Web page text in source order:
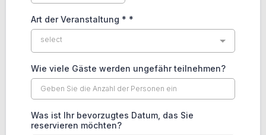
Art der Veranstaltung * *
select
Wie viele Gäste werden ungefähr teilnehmen?
Was ist Ihr bevorzugtes Datum, das Sie
reservieren möchten?